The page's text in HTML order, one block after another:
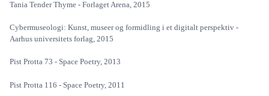
Tania Tender Thyme - Forlaget Arena, 2015
Cybermuseologi: Kunst, museer og formidling i et digitalt perspektiv -
Aarhus universitets forlag, 2015
Pist Protta 73 - Space Poetry, 2013
Pist Protta 116 - Space Poetry, 2011